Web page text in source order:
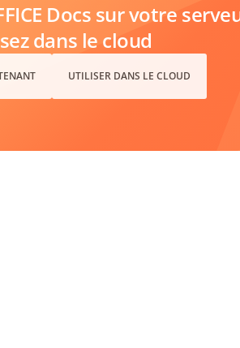
Docs sur votre
dans le cloud
UTILISER DANS LE CLOUD